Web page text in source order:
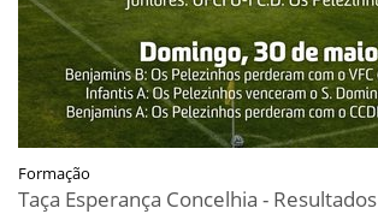
Formação
Taça Esperança Concelhia - Resultados